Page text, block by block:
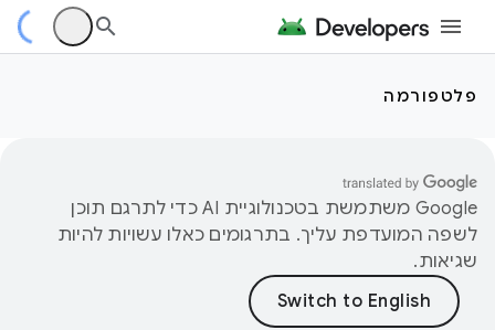
פלטפורמה
‫Google משתמשת בטכנולוגיית AI כדי לתרגם תוכן
לשפה המועדפת עליך. בתרגומים כאלו עשויות להיות
שגיאות.